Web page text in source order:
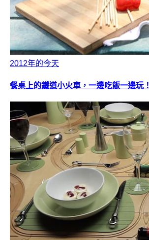
2012年的今天
餐桌上的鐵道小火車，一邊吃飯一邊玩！